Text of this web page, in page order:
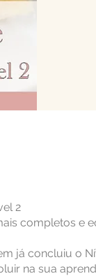
2
completos e
já concluiu o
na sua